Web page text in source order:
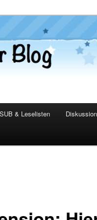
Blog
SUB & Leselisten Diskussion